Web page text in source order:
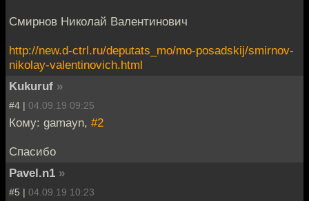
Смирнов Николай Валентинович
http://new.d-ctrl.ru/deputats_mo/mo-posadskij/smirnov-
nikolay-valentinovich.html
Kukuruf »
#4 | 04.09.19 09:25
Кому: gamayn, #2
Спасибо
Pavel.n1 »
#5 | 04.09.19 10:23